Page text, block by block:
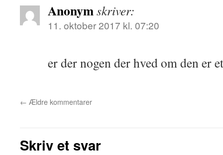
Anonymskriver:
11. oktober 2017 kl. 07:20
er der nogen der hved om den er
← Ældre kommentarer
Skriv et svar